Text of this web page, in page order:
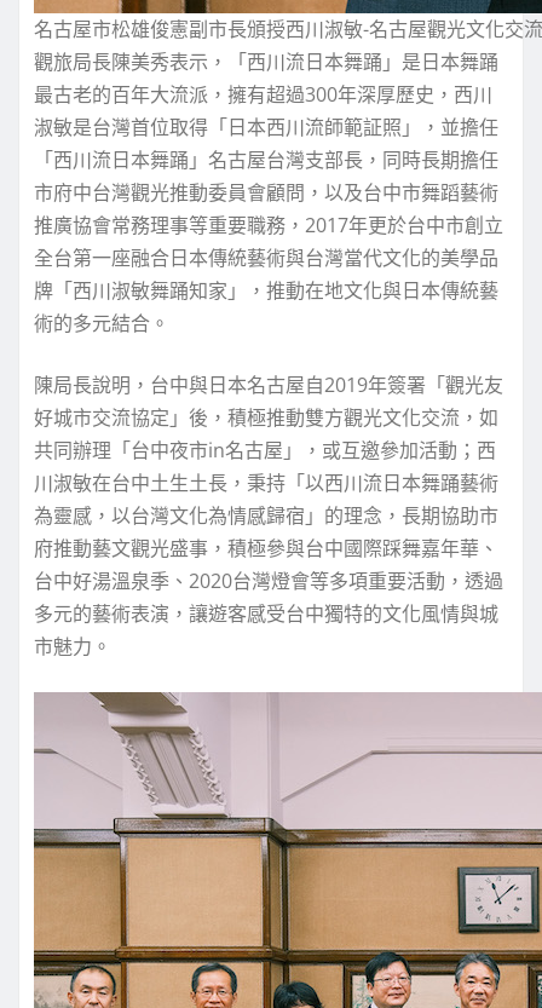
名古屋市松雄俊憲副市長頒授西川淑敏-名古屋觀光文化交
觀旅局長陳美秀表示，「西川流日本舞踊」是日本舞踊
最古老的百年大流派，擁有超過300年深厚歷史，西川
淑敏是台灣首位取得「日本西川流師範証照」，並擔任
「西川流日本舞踊」名古屋台灣支部長，同時長期擔任
市府中台灣觀光推動委員會顧問，以及台中市舞蹈藝術
推廣協會常務理事等重要職務，2017年更於台中市創立
全台第一座融合日本傳統藝術與台灣當代文化的美學品
牌「西川淑敏舞踊知家」，推動在地文化與日本傳統藝
術的多元結合。
陳局長說明，台中與日本名古屋自2019年簽署「觀光友
好城市交流協定」後，積極推動雙方觀光文化交流，如
共同辦理「台中夜市in名古屋」，或互邀參加活動；西
川淑敏在台中土生土長，秉持「以西川流日本舞踊藝術
為靈感，以台灣文化為情感歸宿」的理念，長期協助市
府推動藝文觀光盛事，積極參與台中國際踩舞嘉年華、
台中好湯溫泉季、2020台灣燈會等多項重要活動，透過
多元的藝術表演，讓遊客感受台中獨特的文化風情與城
市魅力。